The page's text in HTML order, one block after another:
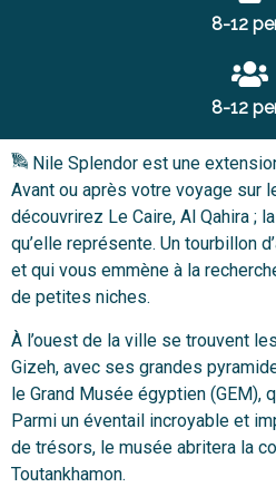
8-12
8-12
Nile Splendor est une
Avant ou après votre voyage sur
découvrirez Le Caire, Al Qahira ;
qu’elle représente. Un tourbillon
et qui vous emmène à la
de petites niches.
À l’ouest de la ville se trouvent
Gizeh, avec ses grandes
le Grand Musée égyptien (GEM),
Parmi un éventail incroyable et
de trésors, le musée abritera la
Toutankhamon.